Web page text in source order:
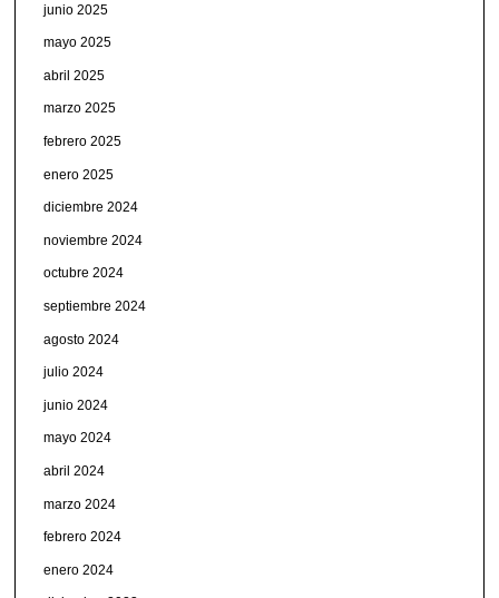
junio 2025
mayo 2025
abril 2025
marzo 2025
febrero 2025
enero 2025
diciembre 2024
noviembre 2024
octubre 2024
septiembre 2024
agosto 2024
julio 2024
junio 2024
mayo 2024
abril 2024
marzo 2024
febrero 2024
enero 2024